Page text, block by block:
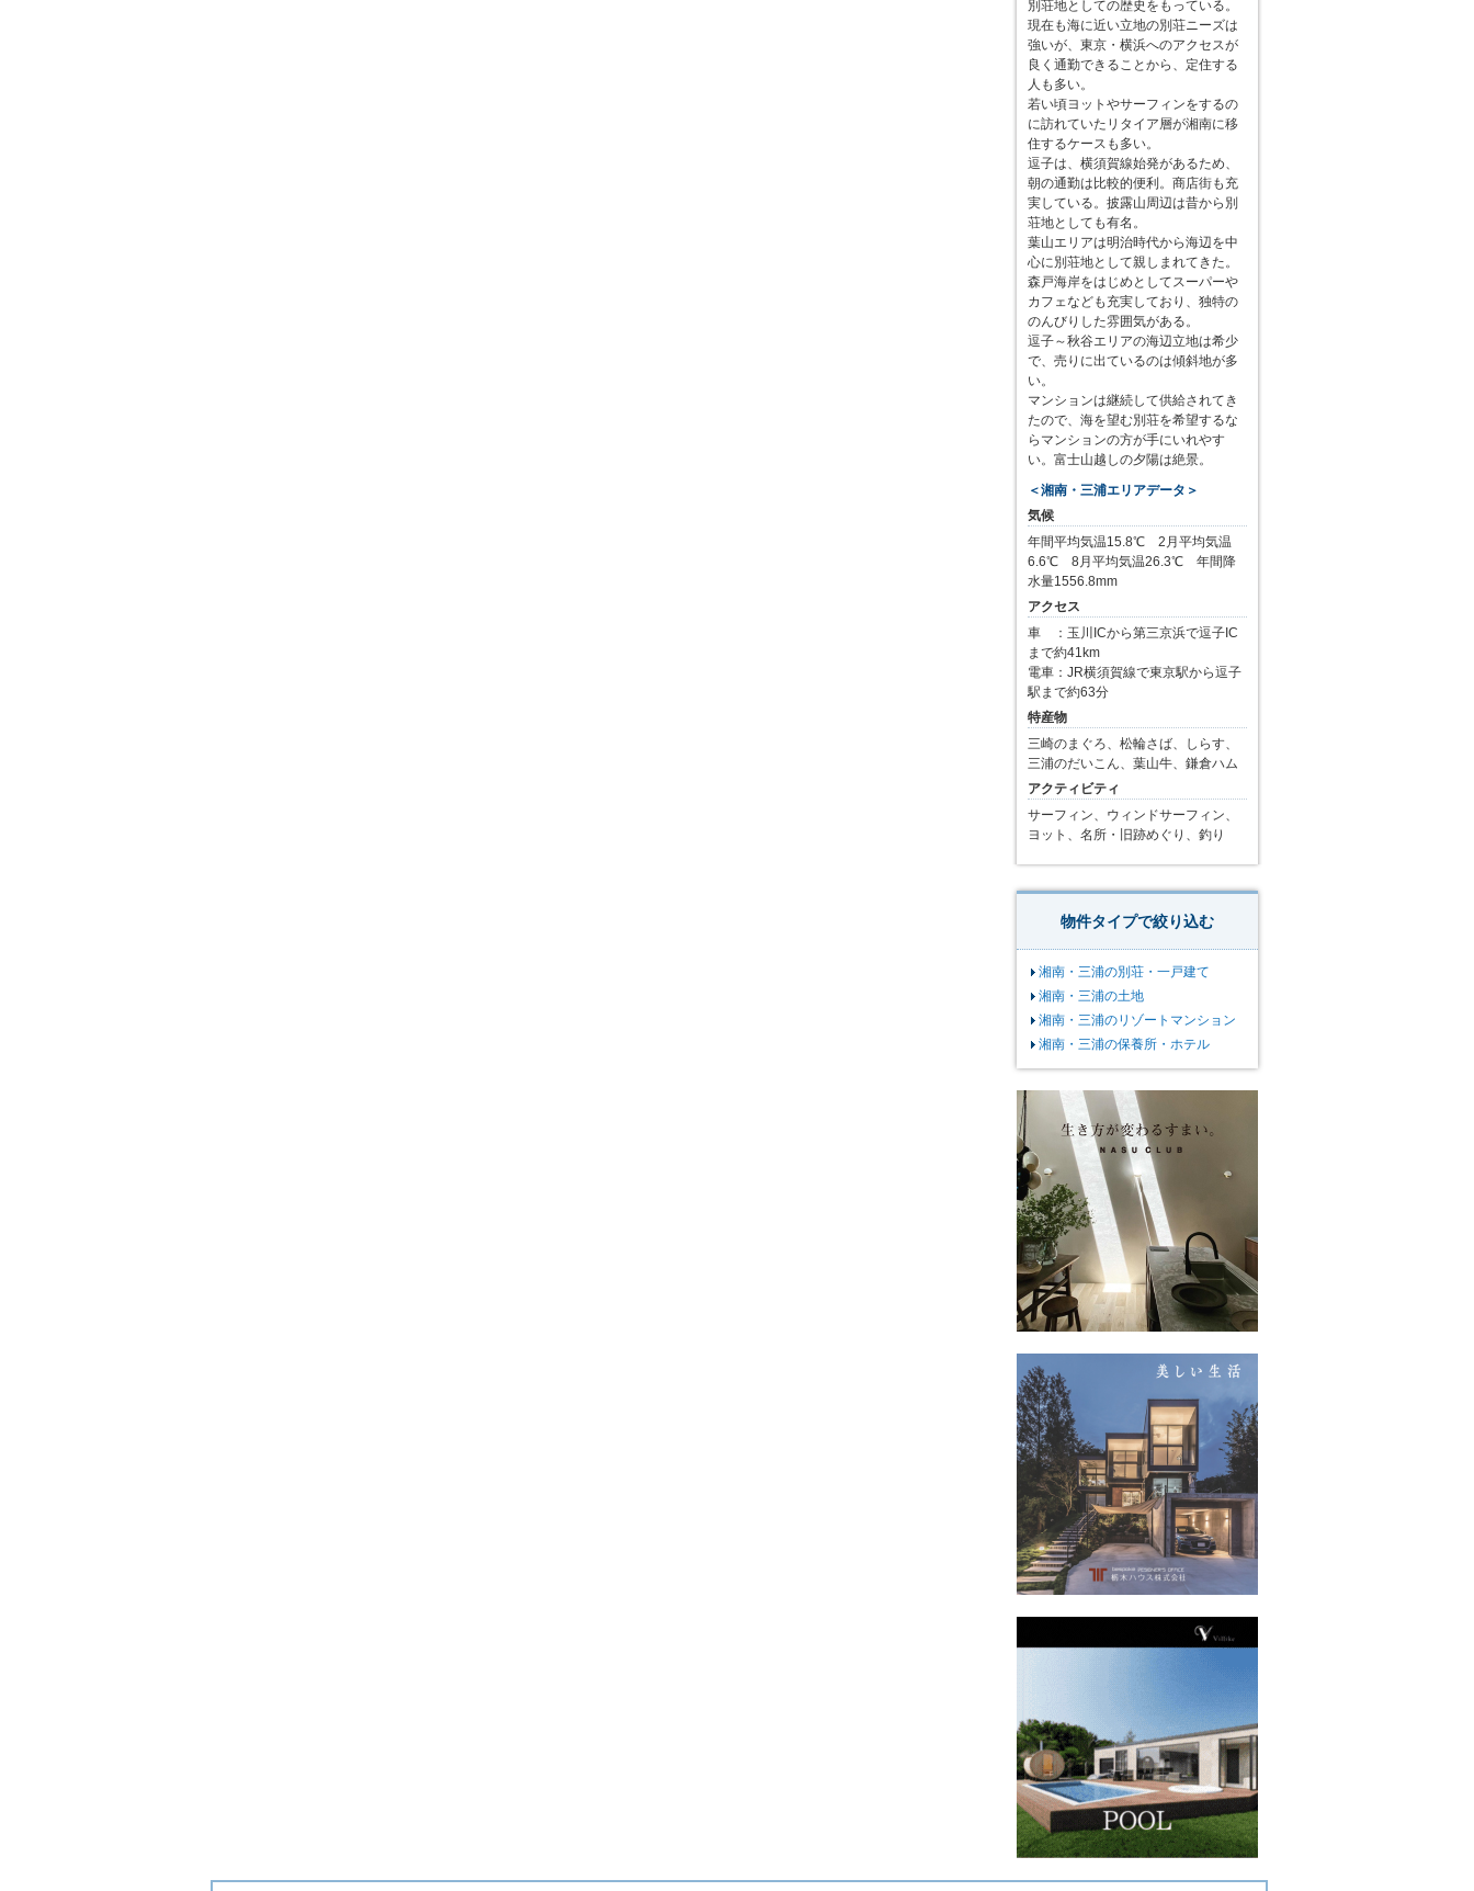
別荘地としての歴史をもっている。
現在も海に近い立地の別荘ニーズは
強いが、東京・横浜へのアクセスが
良く通勤できることから、定住する
人も多い。
若い頃ヨットやサーフィンをするの
に訪れていたリタイア層が湘南に移
住するケースも多い。
逗子は、横須賀線始発があるため、
朝の通勤は比較的便利。商店街も充
実している。披露山周辺は昔から別
荘地としても有名。
葉山エリアは明治時代から海辺を中
心に別荘地として親しまれてきた。
森戸海岸をはじめとしてスーパーや
カフェなども充実しており、独特の
のんびりした雰囲気がある。
逗子～秋谷エリアの海辺立地は希少
で、売りに出ているのは傾斜地が多
い。
マンションは継続して供給されてき
たので、海を望む別荘を希望するな
らマンションの方が手にいれやす
い。富士山越しの夕陽は絶景。
＜湘南・三浦エリアデータ＞
気候
年間平均気温15.8℃ 2月平均気温
6.6℃ 8月平均気温26.3℃ 年間降
水量1556.8mm
アクセス
車 ：玉川ICから第三京浜で逗子IC
まで約41km
電車：JR横須賀線で東京駅から逗子
駅まで約63分
特産物
三崎のまぐろ、松輪さば、しらす、
三浦のだいこん、葉山牛、鎌倉ハム
アクティビティ
サーフィン、ウィンドサーフィン、
ヨット、名所・旧跡めぐり、釣り
物件タイプで絞り込む
湘南・三浦の別荘・一戸建て
湘南・三浦の土地
湘南・三浦のリゾートマンション
湘南・三浦の保養所・ホテル